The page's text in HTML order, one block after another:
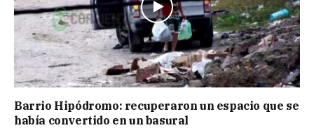
Barrio Hipódromo: recuperaron un espacio que se
había convertido en un basural